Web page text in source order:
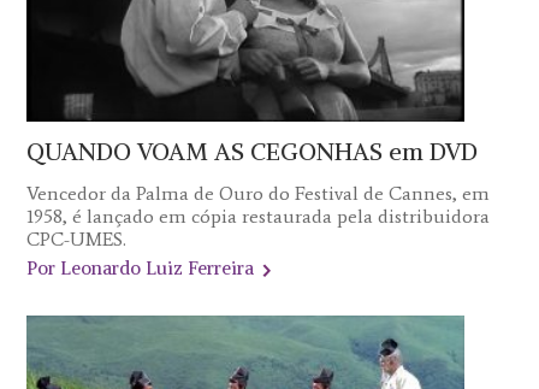
QUANDO VOAM AS CEGONHAS em DVD
Vencedor da Palma de Ouro do Festival de Cannes, em
1958, é lançado em cópia restaurada pela distribuidora
CPC-UMES.
Por Leonardo Luiz Ferreira